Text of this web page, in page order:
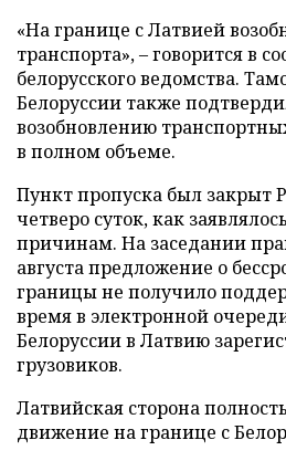
«На границе с Латвией
транспорта», – говорится в
белорусского ведомства.
Белоруссии также
возобновлению
в полном объеме.
Пункт пропуска был закрыт
четверо суток, как
причинам. На заседании
августа предложение о
границы не получило
время в электронной
Белоруссии в Латвию
грузовиков.
Латвийская сторона
движение на границе с